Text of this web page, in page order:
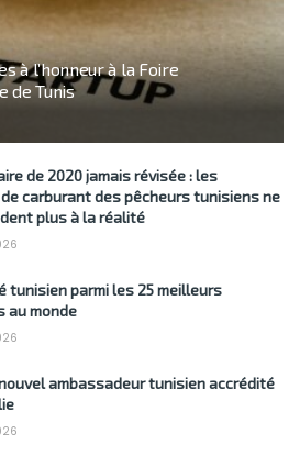
à l’honneur à la Foire
de Tunis
de 2020 jamais révisée : les
carburant des pêcheurs tunisiens ne
plus à la réalité
tunisien parmi les 25 meilleurs
au monde
ambassadeur tunisien accrédité